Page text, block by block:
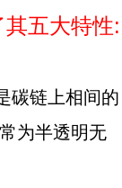
五大特性:
碳链上相间的
为半透明无